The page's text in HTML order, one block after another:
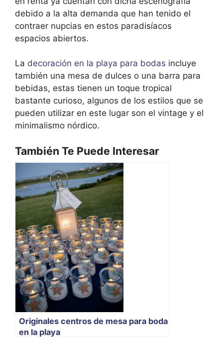
debido a la alta demanda que han tenido el
contraer nupcias en estos paradisíacos
espacios abiertos.
La decoración en la playa para bodas incluye
también una mesa de dulces o una barra para
bebidas, estas tienen un toque tropical
bastante curioso, algunos de los estilos que se
pueden utilizar en este lugar son el vintage y el
minimalismo nórdico.
También Te Puede Interesar
Originales centros de mesa para boda
en la playa